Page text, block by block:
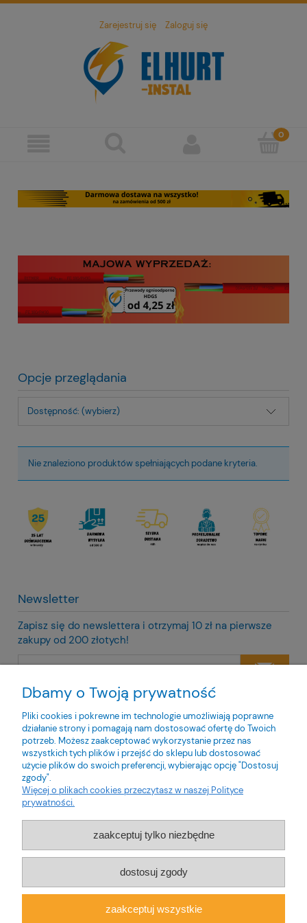
Zarejestruj się Zaloguj się
Opcje przeglądania
Dostępność: (wybierz)
Nie znaleziono produktów spełniających podane kryteria.
Newsletter
Zapisz się do newslettera i otrzymaj 10 zł na pierwsze
zakupy od 200 złotych!
Twoje dane będą przetwarzane zgodnie z nasząpolityką
prywatności
Pomoc
Moje konto
Dbamy o Twoją prywatność
Pliki cookies i pokrewne im technologie umożliwiają poprawne
działanie strony i pomagają nam dostosować ofertę do Twoich
potrzeb. Możesz zaakceptować wykorzystanie przez nas
wszystkich tych plików i przejść do sklepu lub dostosować
użycie plików do swoich preferencji, wybierając opcję "Dostosuj
zgody".
Więcej o plikach cookies przeczytasz w naszej Polityce
prywatności.
zaakceptuj tylko niezbędne
dostosuj zgody
zaakceptuj wszystkie